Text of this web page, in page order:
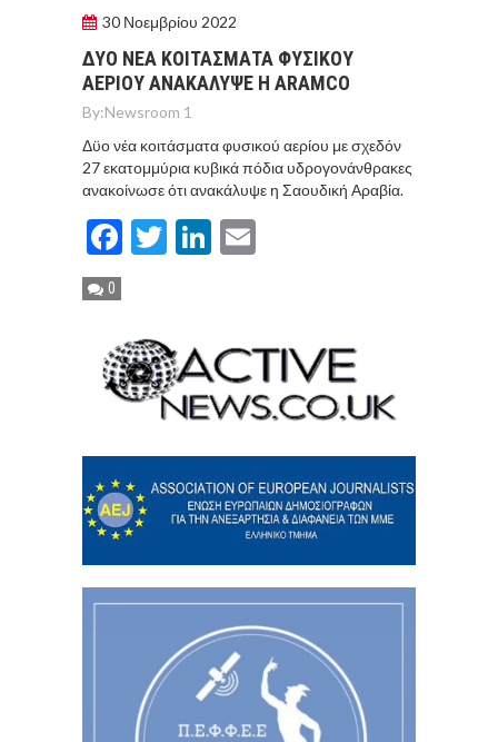
30 Νοεμβρίου 2022
ΔΥΟ ΝΕΑ ΚΟΙΤΑΣΜΑΤΑ ΦΥΣΙΚΟΥ
ΑΕΡΙΟΥ ΑΝΑΚΑΛΥΨΕ Η ARAMCO
By:Newsroom 1
Δϋο νέα κοιτάσματα φυσικού αερίου με σχεδόν
27 εκατομμύρια κυβικά πόδια υδρογονάνθρακες
ανακοίνωσε ότι ανακάλυψε η Σαουδική Αραβία.
Facebook
TwitterLinkedIn
0